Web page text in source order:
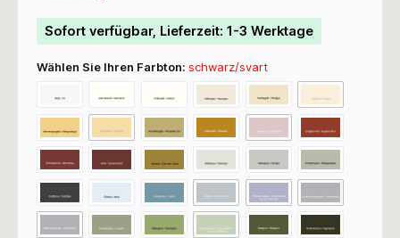
Sofort verfügbar, Lieferzeit: 1-3 Werktage
Wählen Sie Ihren Farbton: schwarz/svart